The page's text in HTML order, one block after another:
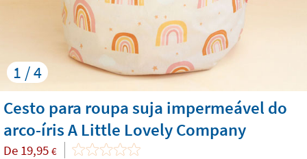
1 / 4
Cesto para roupa suja impermeável do
arco-íris A Little Lovely Company
De 19,95 €